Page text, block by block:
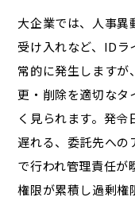
大企業では、人事異
受け入れなど、IDラ
常的に発生しますが
更・削除を適切なタ
く見られます。発
遅れる、委託先への
で行われ管理責任が
権限が累積し過剰権